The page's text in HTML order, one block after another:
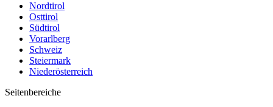
Nordtirol
Osttirol
Südtirol
Vorarlberg
Schweiz
Steiermark
Niederösterreich
Seitenbereiche